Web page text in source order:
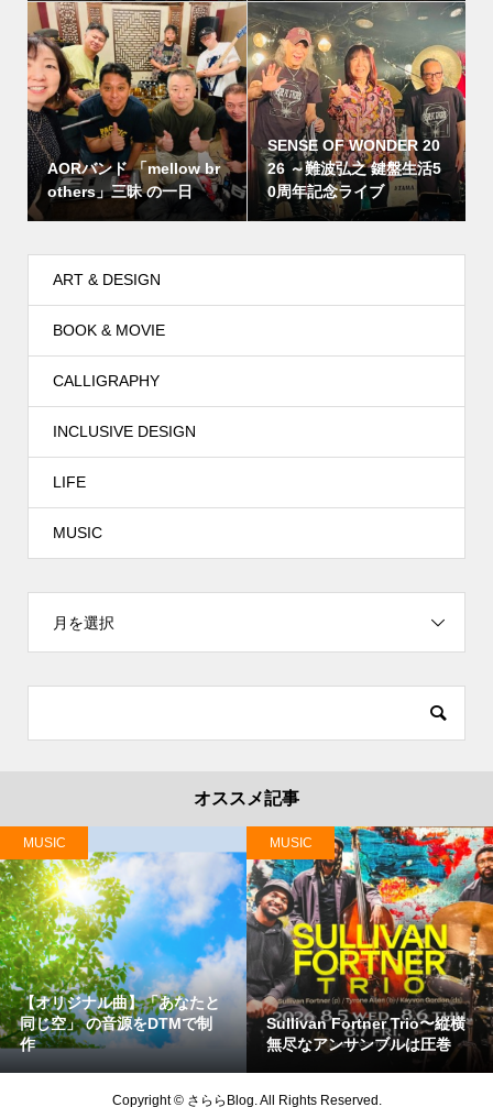
AORバンド 「mellow br
others」三昧 の一日
SENSE OF WONDER 20
26 ～難波弘之 鍵盤生活5
0周年記念ライブ
ART & DESIGN
BOOK & MOVIE
CALLIGRAPHY
INCLUSIVE DESIGN
LIFE
MUSIC
月を選択
オススメ記事
音友テニス@世田谷は暑さも
落ち着いていて気持ちよくプ
レー❣️
LIFE
Rubenさんのお誕生日企画バ
ンド、ボーカルも加わっての
初リハ(^^)
MUSIC
Copyright ©さららBlog. All Rights Reserved.